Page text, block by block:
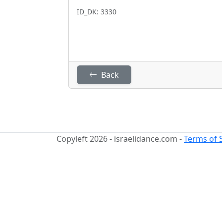
ID_DK: 3330
Back
Copyleft 2026 - israelidance.com -Terms of